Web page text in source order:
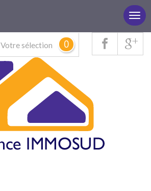
Votre sélection 0